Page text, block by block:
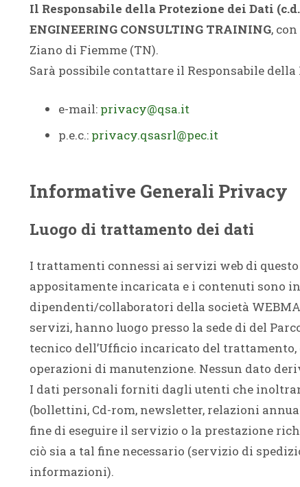
Il Responsabile della Protezione dei Dati
ENGINEERING CONSULTING TRAINING,
Ziano di Fiemme (TN).
Sarà possibile contattare il Responsabile
e-mail: privacy@qsa.it
p.e.c.: privacy.qsasrl@pec.it
Informative Generali Privacy
Luogo di trattamento dei dati
I trattamenti connessi ai servizi web di
appositamente incaricata e i contenuti sono
dipendenti/collaboratori della società
servizi, hanno luogo presso la sede di del
tecnico dell’Ufficio incaricato del
operazioni di manutenzione. Nessun dato
I dati personali forniti dagli utenti che
(bollettini, Cd-rom, newsletter, relazioni
fine di eseguire il servizio o la prestazione
ciò sia a tal fine necessario (servizio di
informazioni).